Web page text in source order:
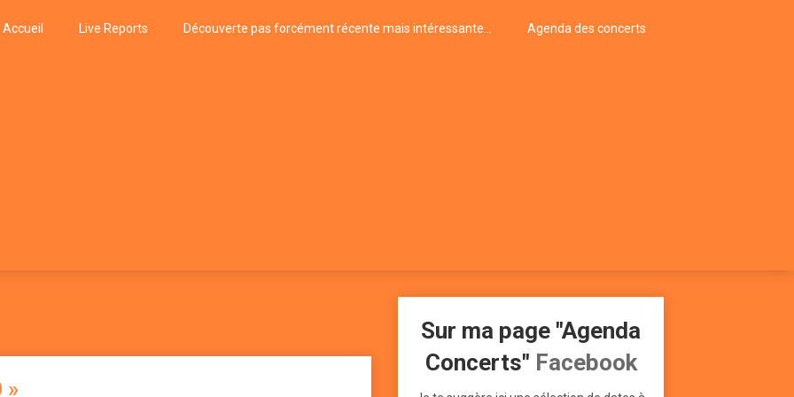
Accueil Live Reports Découverte pas forcément récente mais intéressante… Agenda des concerts
»
Sur ma page "Agenda
Concerts" Facebook